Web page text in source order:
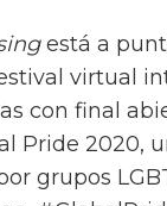
está a
virtual
con final
Pride 2020,
grupos